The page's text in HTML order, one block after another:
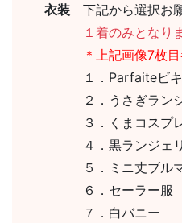
衣装 下記から選択お
１着のみとなり
＊上記画像7枚
１．Parfaiteビ
２．うさぎラン
３．くまコスプ
４．黒ランジェ
５．ミニ丈ブル
６．セーラー服
７．白バニー